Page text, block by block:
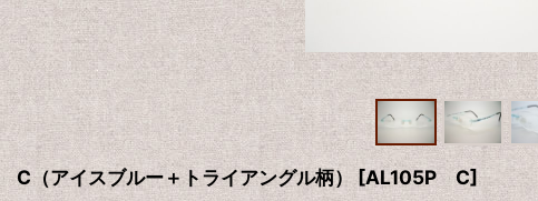
アイスブルー＋トライアングル柄） [AL105P C]